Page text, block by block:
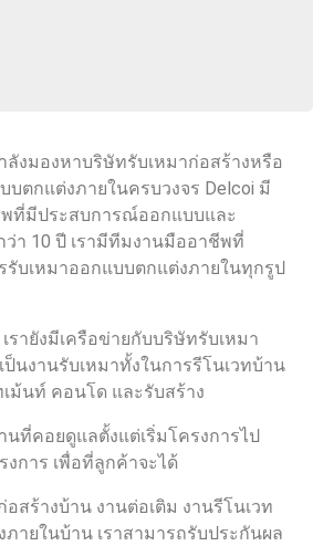
ลังมองหาบริษัทรับเหมาก่อสร้างหรือ
ตกแต่งภายในครบวงจร Delcoi มี
ที่มีประสบการณ์ออกแบบและ
ว่า 10 ปี เรามีทีมงานมืออาชีพที่
รับเหมาออกแบบตกแต่งภายในทุกรูป
รายังมีเครือข่ายกับบริษัทรับเหมา
ป็นงานรับเหมาทั้งในการรีโนเวทบ้าน
ม้นท์ คอนโด และรับสร้าง
นที่คอยดูแลตั้งแต่เริ่มโครงการไป
การ เพื่อที่ลูกค้าจะได้
สร้างบ้าน งานต่อเติม งานรีโนเวท
ายในบ้าน เราสามารถรับประกันผล